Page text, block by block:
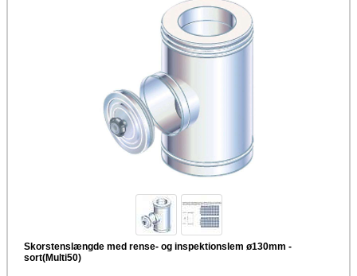
Skorstenslængde med rense- og inspektionslem ø130mm -
sort(Multi50)